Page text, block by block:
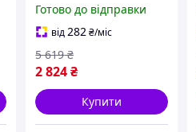
колесами Sadok top 2
шт чорно-сірий Sad-03
Готово до відправки
від282₴/міс
2 824₴
5 619 ₴
Купити